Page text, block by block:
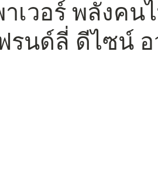
ท่องเที่ยวแห่งประเทศไทย ททท.
าเวอร์ พลังคน
รนด์ลี่ ดีไซน์